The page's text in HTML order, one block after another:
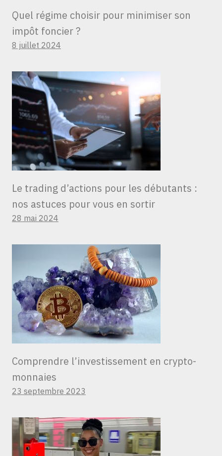
Quel régime choisir pour minimiser son
impôt foncier ?
8 juillet 2024
Le trading d’actions pour les débutants :
nos astuces pour vous en sortir
28 mai 2024
Comprendre l’investissement en crypto-
monnaies
23 septembre 2023